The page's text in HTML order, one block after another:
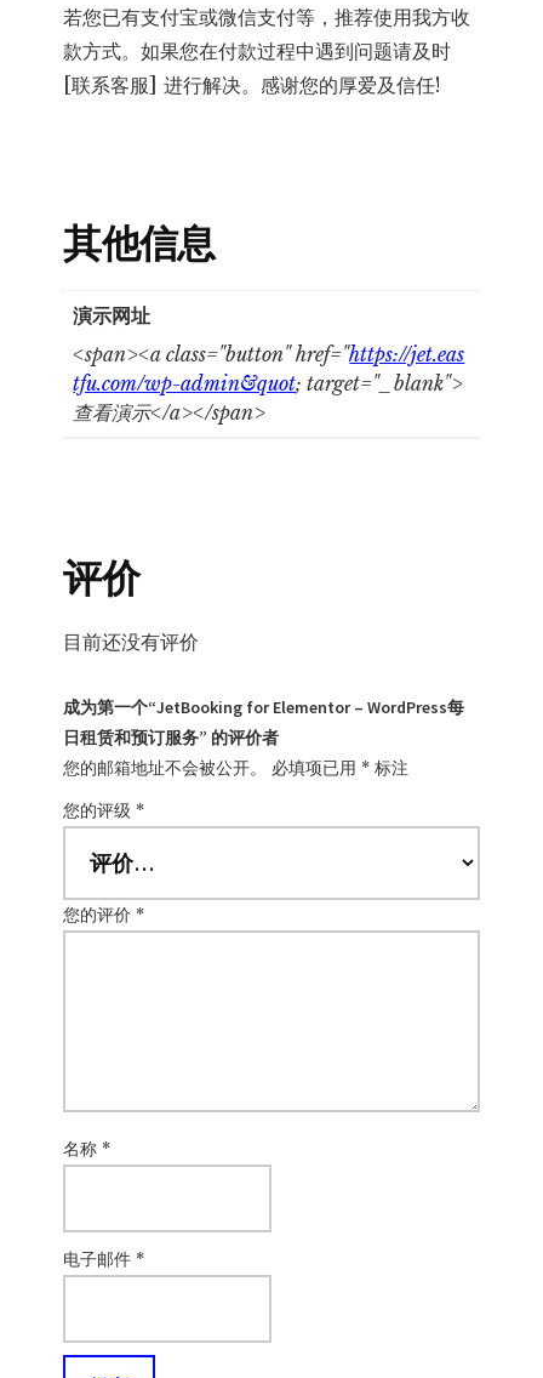
若您已有支付宝或微信支付等，推荐使用我方收
款方式。如果您在付款过程中遇到问题请及时
[联系客服] 进行解决。感谢您的厚爱及信任!
其他信息
演示网址
<span><a class="button" href="https://jet.eas
tfu.com/wp-admin&quot; target="_blank">
查看演示</a></span>
评价
目前还没有评价
成为第一个“JetBooking for Elementor – WordPress每
日租赁和预订服务” 的评价者
您的邮箱地址不会被公开。
必填项已用 * 标注
您的评级 *
您的评价 *
名称 *
电子邮件 *